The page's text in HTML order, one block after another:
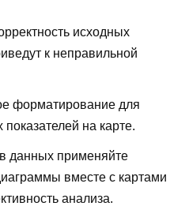
исходных
к неправильной
форматирование для
на карте.
данных применяйте
вместе с картами
анализа.